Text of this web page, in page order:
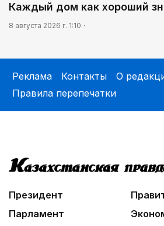
Каждый дом как хороший
8 августа 2026 г. 1:10
Реклама Контакты
О
Правила перепечатки
Президент
Парламент